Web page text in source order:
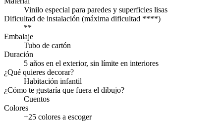
Vinilo especial para paredes y superficies lisas
Dificultad de instalación (máxima dificultad ****)
**
Embalaje
Tubo de cartón
Duración
5 años en el exterior, sin límite en interiores
¿Qué quieres decorar?
Habitación infantil
¿Cómo te gustaría que fuera el dibujo?
Cuentos
Colores
+25 colores a escoger